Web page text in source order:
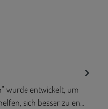
wurde entwickelt, um
sich besser zu en…